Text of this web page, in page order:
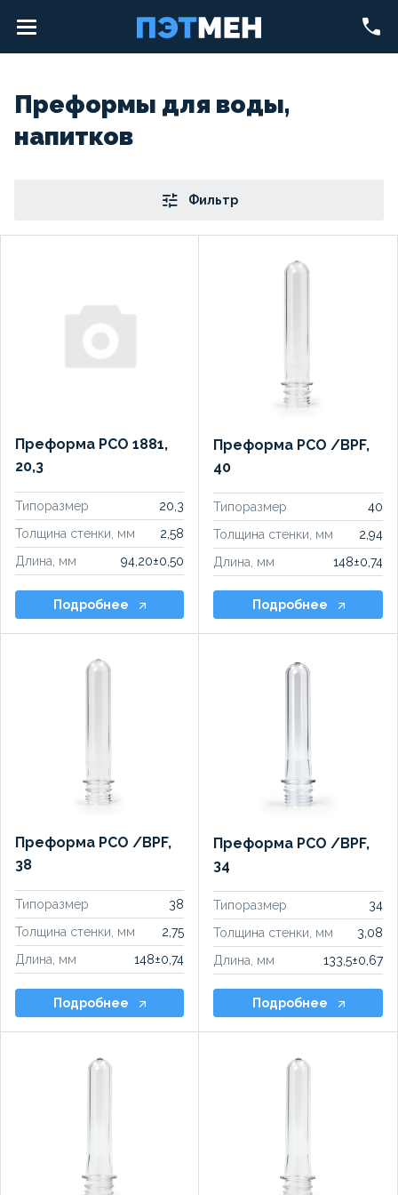
Преформы для воды,
напитков
Фильтр
Преформа PCO 1881,
20,3
Типоразмер
20,3
Толщина стенки, мм
2,58
Длина, мм
94,20±0,50
Подробнее
Преформа PCO /BPF,
40
Типоразмер
40
Толщина стенки, мм
2,94
Длина, мм
148±0,74
Подробнее
Преформа PCO /BPF,
38
Типоразмер
38
Толщина стенки, мм
2,75
Длина, мм
148±0,74
Подробнее
Преформа PCO /BPF,
34
Типоразмер
34
Толщина стенки, мм
3,08
Длина, мм
133,5±0,67
Подробнее